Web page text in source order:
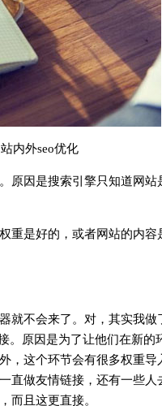
内外seo优化
原因是搜索引擎只知道网站
重是好的，或者网站的内容
就不会来了。对，其实我做
。原因是为了让他们在新的
，这个环节会有很多权重导
直做友情链接，还有一些人
而且这更直接。